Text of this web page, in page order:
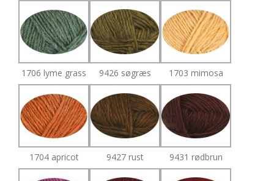
1706 lyme grass 9426 søgræs 1703 mimosa
1704 apricot 9427 rust 9431 rødbrun